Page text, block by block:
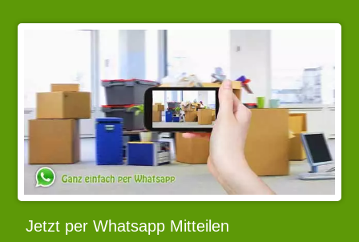
Jetzt per Whatsapp Mitteilen